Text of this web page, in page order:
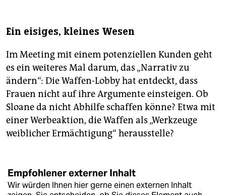
Ein eisiges, kleines Wesen
Im Meeting mit einem potenziellen Kunden geht
es ein weiteres Mal darum, das „Narrativ zu
ändern“: Die Waffen-Lobby hat entdeckt, dass
Frauen nicht auf ihre Argumente einsteigen. Ob
Sloane da nicht Abhilfe schaffen könne? Etwa mit
einer Werbeaktion, die Waffen als „Werkzeuge
weiblicher Ermächtigung“ herausstelle?
Empfohlener externer Inhalt
Wir würden Ihnen hier gerne einen externen Inhalt